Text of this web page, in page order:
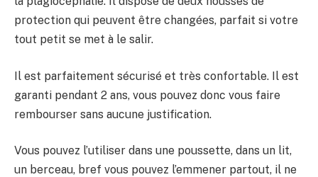
protection qui peuvent être changées, parfait si votre
tout petit se met à le salir.
Il est parfaitement sécurisé et très confortable. Il est
garanti pendant 2 ans, vous pouvez donc vous faire
rembourser sans aucune justification.
Vous pouvez l’utiliser dans une poussette, dans un lit,
un berceau, bref vous pouvez l’emmener partout, il ne